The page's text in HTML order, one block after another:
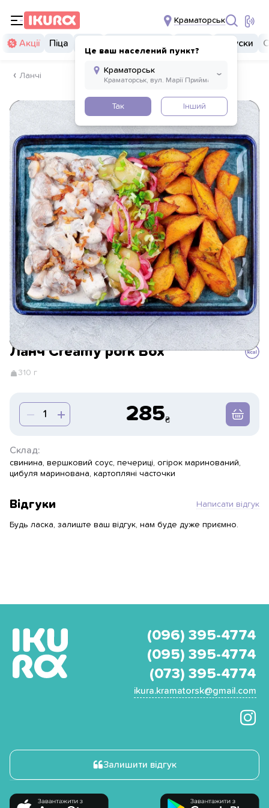
Краматорськ
Це ваш населений пункт?
Так Інший
Акції Піца Закуски
Ланчі
Ланч Creamy pork Box
310 г
285
Склад:
свинина, вершковий соус, печериці, огірок маринований,
цибуля маринована, картопляні часточки
Відгуки Написати відгук
Будь ласка, залиште ваш відгук, нам буде дуже приємно.
(096) 395-4774
(095) 395-4774
(073) 395-4774
ikura.kramatorsk@gmail.com
Залишити відгук